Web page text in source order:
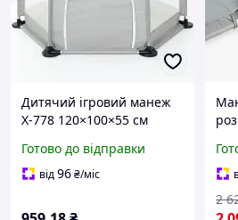
Дитячий ігровий манеж
X-778 120×100×55 см
безпечний манеж для
дітей, ігор удома та
Готово до відправки
від96₴/міс
2